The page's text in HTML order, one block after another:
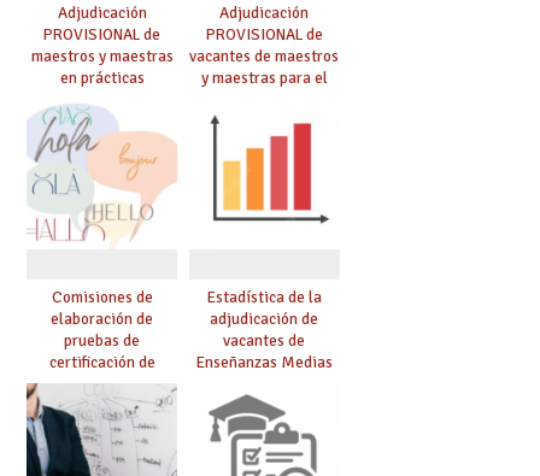
Adjudicación
PROVISIONAL de
maestros y maestras
en prácticas
Adjudicación
PROVISIONAL de
vacantes de maestros
y maestras para el
Comisiones de
elaboración de
pruebas de
certificación de
competencia
lingüística: publicada
resolución definitiva
Estadística de la
adjudicación de
vacantes de
Enseñanzas Medias